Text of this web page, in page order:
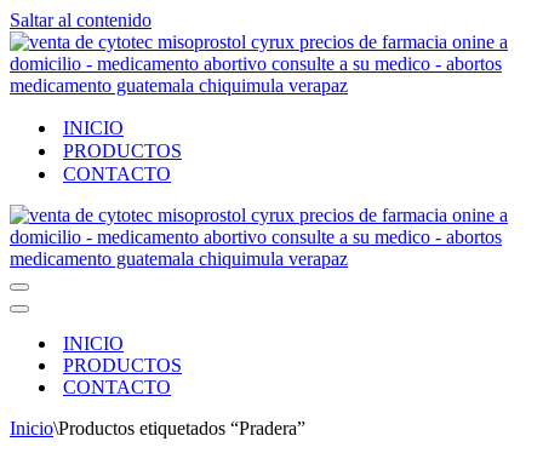
Saltar al contenido
INICIO
PRODUCTOS
CONTACTO
Menú
de
Menú
navegación
INICIO
PRODUCTOS
CONTACTO
Inicio\Productos etiquetados “Pradera”